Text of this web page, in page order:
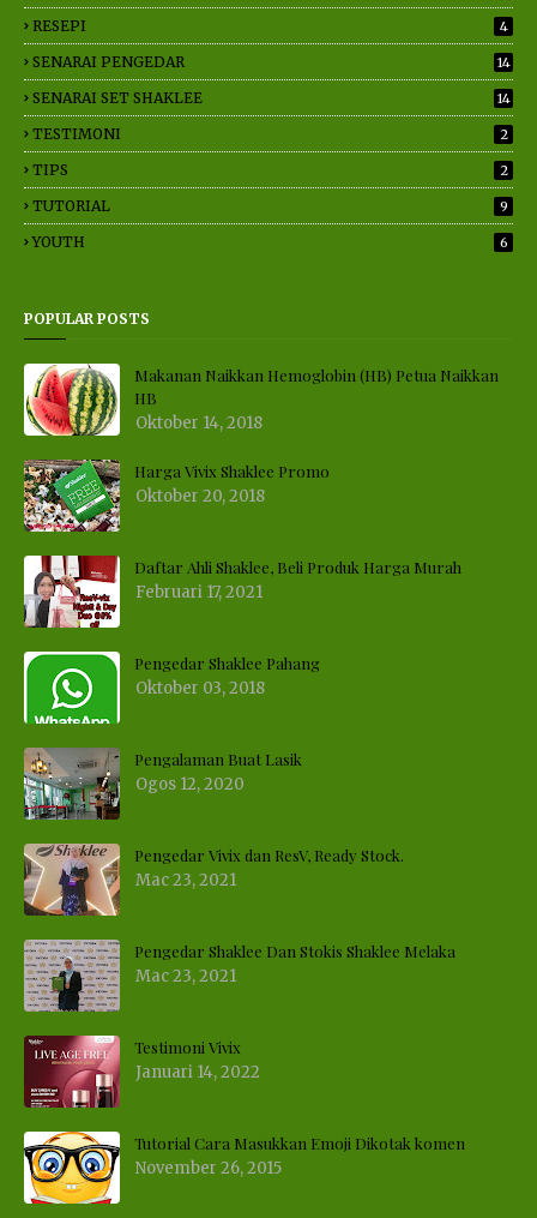
RESEPI 4
SENARAI PENGEDAR 14
SENARAI SET SHAKLEE 14
TESTIMONI 2
TIPS 2
TUTORIAL 9
YOUTH 6
POPULAR POSTS
Makanan Naikkan Hemoglobin (HB) Petua Naikkan
HB
Oktober 14, 2018
Harga Vivix Shaklee Promo
Oktober 20, 2018
Daftar Ahli Shaklee, Beli Produk Harga Murah
Februari 17, 2021
Pengedar Shaklee Pahang
Oktober 03, 2018
Pengalaman Buat Lasik
Ogos 12, 2020
Pengedar Vivix dan ResV, Ready Stock.
Mac 23, 2021
Pengedar Shaklee Dan Stokis Shaklee Melaka
Mac 23, 2021
Testimoni Vivix
Januari 14, 2022
Tutorial Cara Masukkan Emoji Dikotak komen
November 26, 2015